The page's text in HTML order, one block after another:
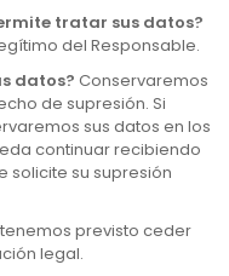
tratar sus datos?
del Responsable.
datos? Conservaremos
de supresión. Si
sus datos en los
continuar recibiendo
solicite su supresión
previsto ceder
legal.